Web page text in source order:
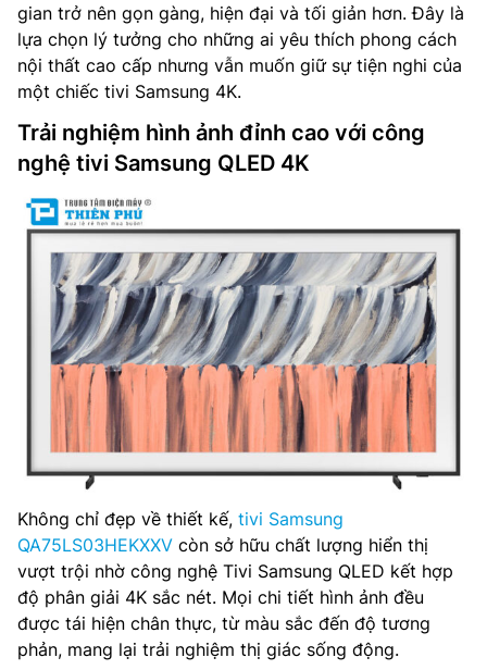
gian trở nên gọn gàng, hiện đại và tối giản hơn. Đây là
lựa chọn lý tưởng cho những ai yêu thích phong cách
nội thất cao cấp nhưng vẫn muốn giữ sự tiện nghi của
một chiếc tivi Samsung 4K.
Trải nghiệm hình ảnh đỉnh cao với công
nghệ tivi Samsung QLED 4K
Không chỉ đẹp về thiết kế, tivi Samsung
QA75LS03HEKXXV còn sở hữu chất lượng hiển thị
vượt trội nhờ công nghệ Tivi Samsung QLED kết hợp
độ phân giải 4K sắc nét. Mọi chi tiết hình ảnh đều
được tái hiện chân thực, từ màu sắc đến độ tương
phản, mang lại trải nghiệm thị giác sống động.